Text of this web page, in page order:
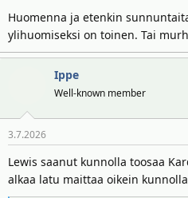
Huomenna ja etenkin
ylihuomiseksi on toinen. Tai
Ippe
Well-known member
3.7.2026
Lewis saanut kunnolla toosaa
alkaa latu maittaa oikein kunnolla